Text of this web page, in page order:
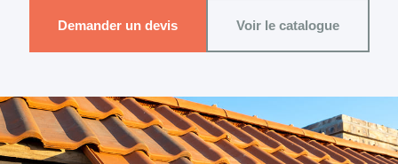
Demander un devis Voir le catalogue